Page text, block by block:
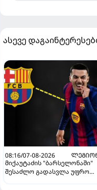
ასევე
08:16/07-08-2026
მიქაუტაძის "ბარსელონაში"
შესაძლო გადასვლა უფრო